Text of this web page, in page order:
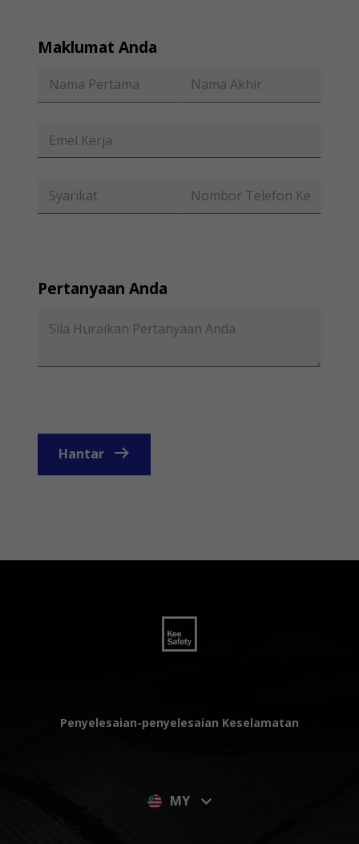
Maklumat Anda
Pertanyaan Anda
Hantar
Penyelesaian-penyelesaian Keselamatan
MY